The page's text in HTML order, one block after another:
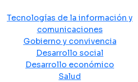
Tecnologías de la información y
comunicaciones
Gobierno y convivencia
Desarrollo social
Desarrollo económico
Salud